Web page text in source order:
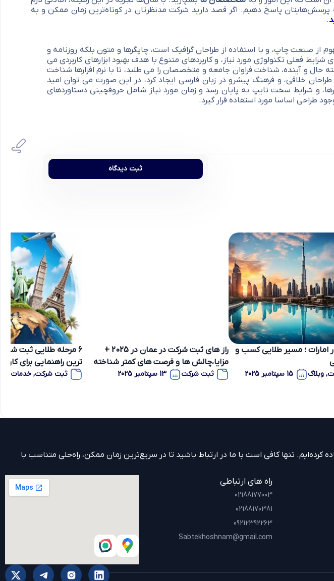
پرسش‌هایتان پاسخ دهیم. اگر قصد دارید شرکت مدنظرتان در کوتاه‌ترین زمان ممکن و به
.
از صنعت چاپ، و با استفاده از طراحان گرافیک است، چاپگرها و متون بلکه روزنامه و
فعلی تکنولوژی مورد نیاز، و کاربردهای متنوع با هدف بهبود ابزارهای کاربردی می
و آینده، شناخت فراوان جامعه و متخصصان را می طلبد، تا با نرم افزارها شناخت
خلاقی، و فرهنگ پیشرو در زبان فارسی ایجاد کرد، در این صورت می توان امید
و شرایط سخت تایپ به پایان رسد و زمان مورد نیاز شامل حروفچینی دستاوردهای
طراحی اساسا مورد استفاده قرار گیرد.
ثبت دیدگاه
امارات ؛ مسیر طلایی کسب و
, وبلاگ 15 سپتامبر 2025
راز های ثبت شرکت در عمان در 2025 +
مزایا،چالش ها و فرصت های کمتر شناخته
شدهثبت شرکت 13 سپتامبر 2025
6 مرحله طلایی ثبت
ترین راهنمایی برای کار
ثبت شرکت, خدمات
تنها کافی است با ما در ارتباط باشید تا در سریع‌ترین زمان ممکن، راه‌حلی متناسب با
راه های ارتباطی
02188177003
02188170381
09212392263
Sabtekhoshnam@gmail.com